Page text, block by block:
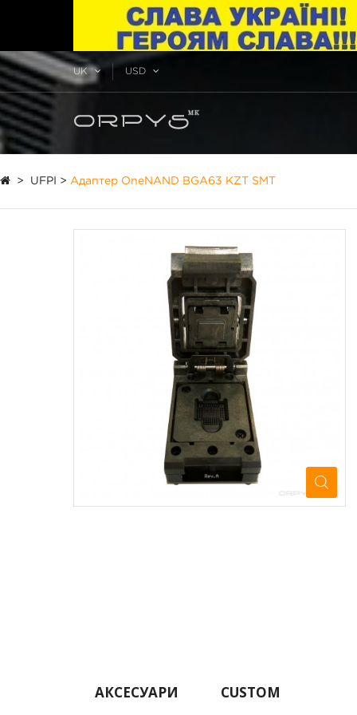
UK USD
> UFPI > Адаптер OneNAND BGA63 KZT SMT
АКСЕСУАРИ CUSTOM